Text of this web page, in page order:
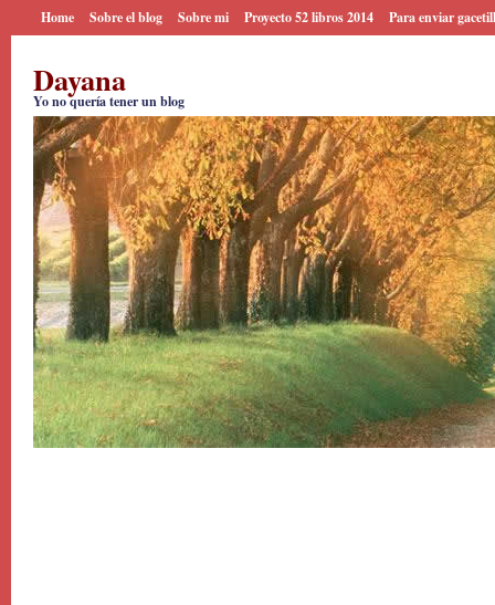
Home Sobre el blog Sobre mi Proyecto 52 libros 2014 Para enviar
Dayana
Yo no quería tener un blog